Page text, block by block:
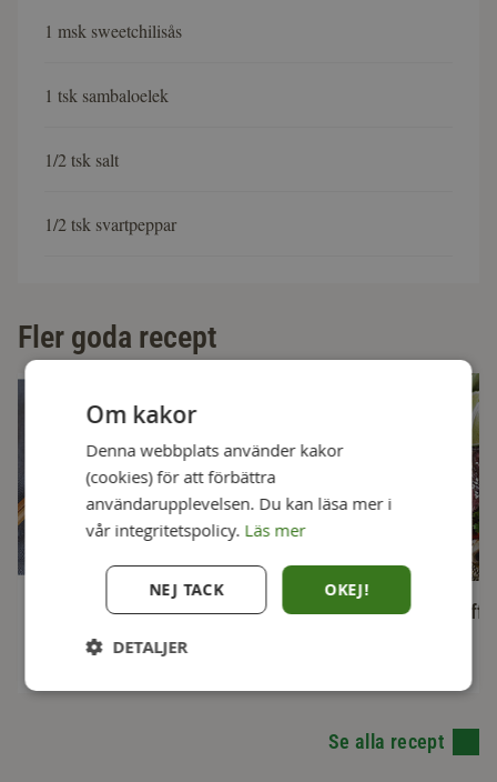
1 msk sweetchilisås
1 tsk sambaloelek
1/2 tsk salt
1/2 tsk svartpeppar
Fler goda recept
Biffsallad med mango och
jordnötter
20 min
Pho med ryggbiff
Se alla recept
Om kakor
Denna webbplats använder kakor
(cookies) för att förbättra
användarupplevelsen. Du kan läsa mer i
vår integritetspolicy. Läs mer
OKEJ!
NEJ TACK
DETALJER